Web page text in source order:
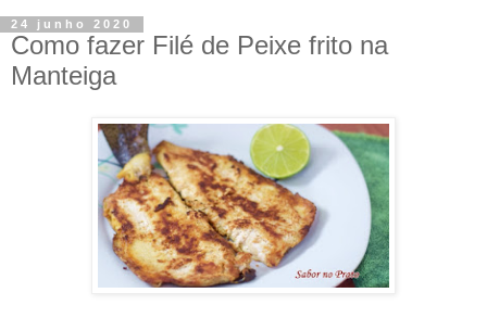
24 junho 2020
Como fazer Filé de Peixe frito na
Manteiga